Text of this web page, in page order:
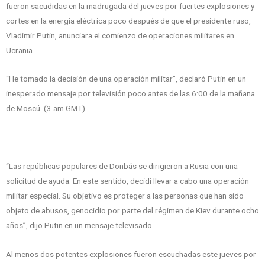
fueron sacudidas en la madrugada del jueves por fuertes explosiones y
cortes en la energía eléctrica poco después de que el presidente ruso,
Vladimir Putin, anunciara el comienzo de operaciones militares en
Ucrania.
“He tomado la decisión de una operación militar”, declaró Putin en un
inesperado mensaje por televisión poco antes de las 6:00 de la mañana
de Moscú. (3 am GMT).
“Las repúblicas populares de Donbás se dirigieron a Rusia con una
solicitud de ayuda. En este sentido, decidí llevar a cabo una operación
militar especial. Su objetivo es proteger a las personas que han sido
objeto de abusos, genocidio por parte del régimen de Kiev durante ocho
años”, dijo Putin en un mensaje televisado.
Al menos dos potentes explosiones fueron escuchadas este jueves por